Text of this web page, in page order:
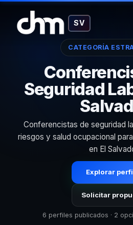
SV
CATEGORÍA
Seguridad
Conferencistas de seguridad
riesgos y salud ocupacional
en El
Explorar
Solicitar
6 perfiles publicados · 2